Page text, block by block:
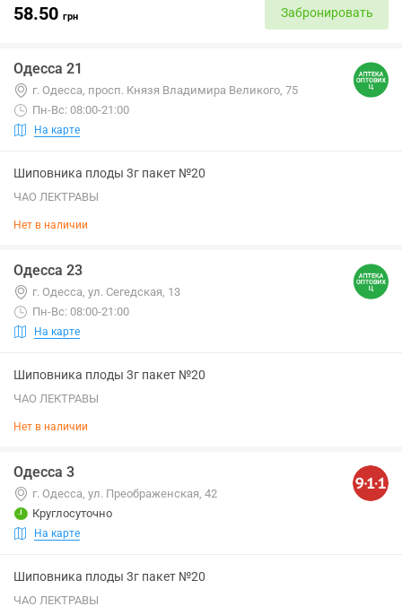
58.50 грн Забронировать
Одесса 21
г. Одесса, просп. Князя Владимира Великого, 75
Пн-Вс: 08:00-21:00
На карте
Шиповника плоды 3г пакет №20
ЧАО ЛЕКТРАВЫ
Нет в наличии
Одесса 23
г. Одесса, ул. Сегедская, 13
Пн-Вс: 08:00-21:00
На карте
Шиповника плоды 3г пакет №20
ЧАО ЛЕКТРАВЫ
Нет в наличии
Одесса 3
г. Одесса, ул. Преображенская, 42
Круглосуточно
На карте
Шиповника плоды 3г пакет №20
ЧАО ЛЕКТРАВЫ